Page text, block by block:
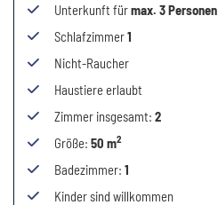
Unterkunft fürmax. 3Personen
Schlafzimmer1
Nicht-Raucher
Haustiere erlaubt
Zimmer insgesamt: 2
Größe: 50 m2
Badezimmer: 1
Kinder sind willkommen